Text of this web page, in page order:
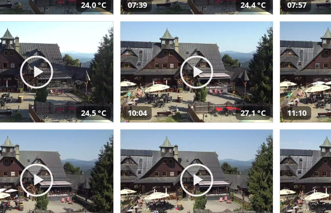
24,0 °C 07:39 24,4 °C 07:57
24,5 °C 10:04 27,1 °C 11:10